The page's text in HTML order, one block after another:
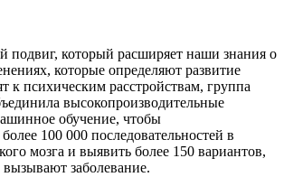
подвиг, который расширяет наши знания о
которые определяют развитие
к психическим расстройствам, группа
высокопроизводительные
обучение, чтобы
100 000 последовательностей в
мозга и выявить более 150 вариантов,
заболевание.